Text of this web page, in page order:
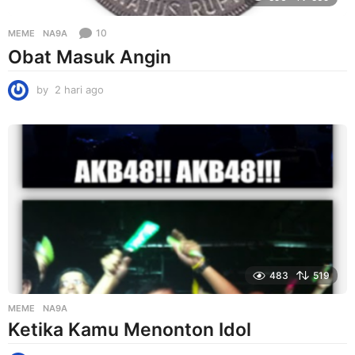
MEME NA9A 10
Obat Masuk Angin
by 2 hari ago
a
g
483 519
MEME NA9A
Ketika Kamu Menonton Idol